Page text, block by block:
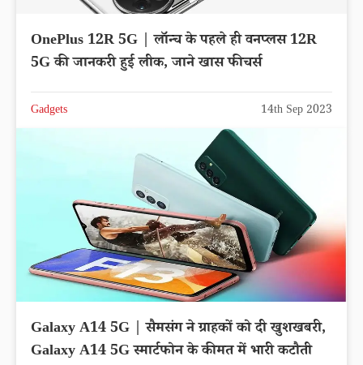
OnePlus 12R 5G | लॉन्च के पहले ही वनप्लस 12R
5G की जानकरी हुई लीक, जाने खास फीचर्स
Gadgets 14th Sep 2023
Galaxy A14 5G | सैमसंग ने ग्राहकों को दी खुशखबरी,
Galaxy A14 5G स्मार्टफोन के कीमत में भारी कटौती